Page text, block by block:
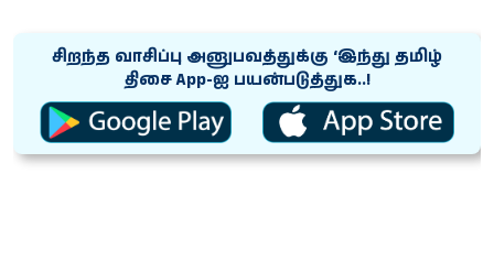
சிறந்த வாசிப்பு அனுபவத்துக்கு ‘இந்து தமிழ்
திசை App-ஐ பயன்படுத்துக..!